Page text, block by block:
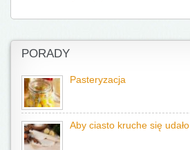
PORADY
Pasteryzacja
Aby ciasto kruche się udało